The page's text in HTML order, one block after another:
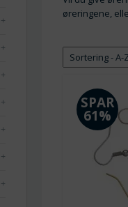
øreringene,
SPAR
61%